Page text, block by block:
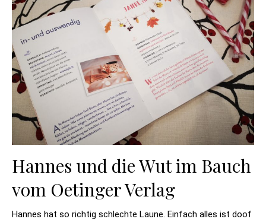
Hannes und die Wut im Bauch
vom Oetinger Verlag
Hannes hat so richtig schlechte Laune. Einfach alles ist doof